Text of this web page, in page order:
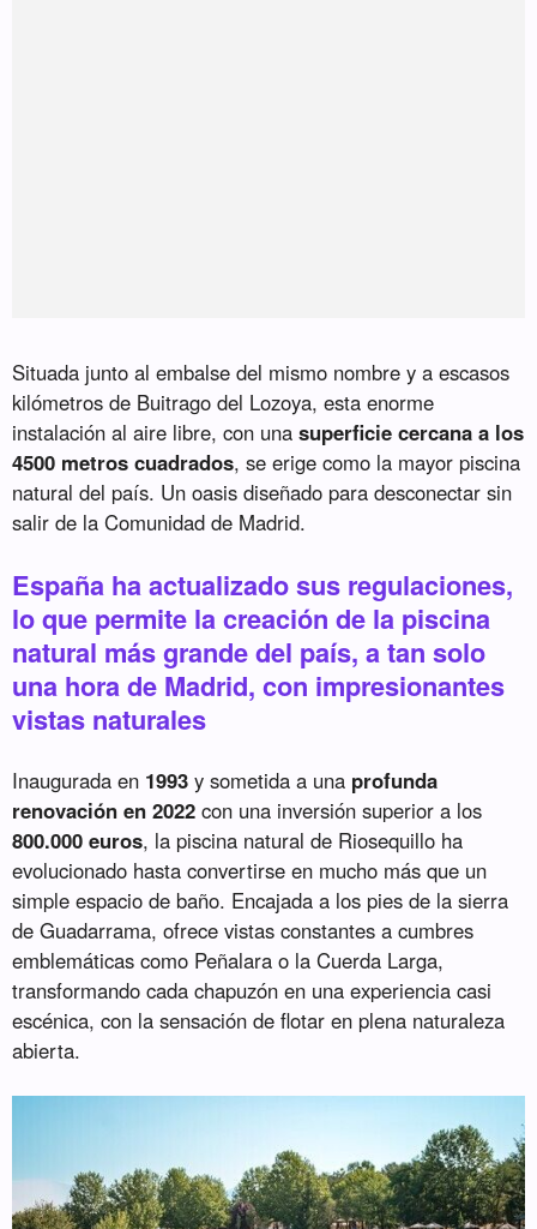
Situada junto al embalse del mismo nombre y a escasos
kilómetros de Buitrago del Lozoya, esta enorme
instalación al aire libre, con unasuperficie cercana a los
4500 metros cuadrados, se erige como la mayor piscina
natural del país. Un oasis diseñado para desconectar sin
salir de la Comunidad de Madrid.
España ha actualizado sus regulaciones,
lo que permite la creación de la piscina
natural más grande del país, a tan solo
una hora de Madrid, con impresionantes
vistas naturales
Inaugurada en 1993 y sometida a una profunda
renovación en 2022 con una inversión superior a los
800.000 euros, la piscina natural de Riosequillo ha
evolucionado hasta convertirse en mucho más que un
simple espacio de baño. Encajada a los pies de la sierra
de Guadarrama, ofrece vistas constantes a cumbres
emblemáticas como Peñalara o la Cuerda Larga,
transformando cada chapuzón en una experiencia casi
escénica, con la sensación de flotar en plena naturaleza
abierta.